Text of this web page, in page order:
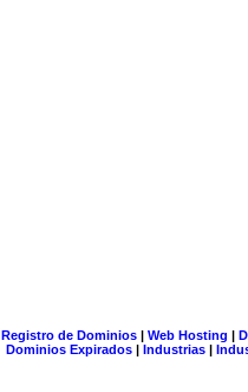
Registro de Dominios| Web Hosting |
Dominios Expirados | Industrias |